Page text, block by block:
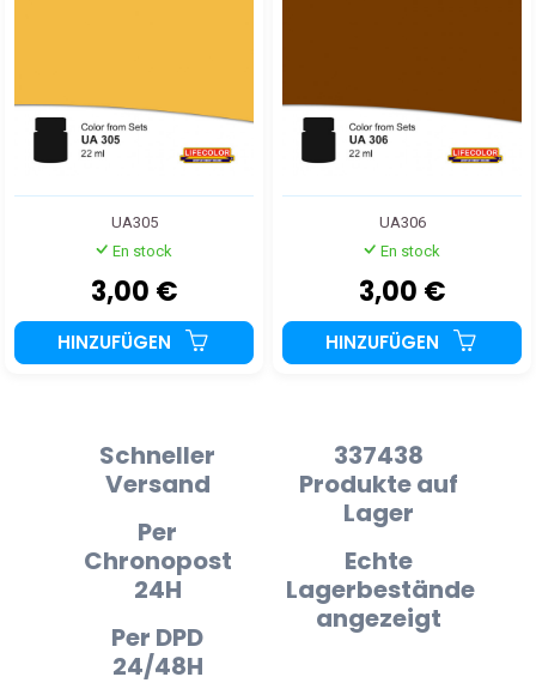
UA305
En stock
3,00 €
HINZUFÜGEN
UA306
En stock
3,00 €
HINZUFÜGEN
Schneller
Versand
Per
Chronopost
24H
Per DPD
24/48H
337438
Produkte auf
Lager
Echte
Lagerbestände
angezeigt